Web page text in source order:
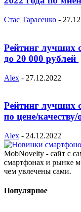
Стас Тарасенко -
Рейтинг лучших
до 20 000 рублей
Alex - 27.12.2022
Рейтинг лучших
по цене/
Alex - 24.12.2022
MobNovelty - сайт с
смартфонах и рынке
чем увлечены сами.
Популярное